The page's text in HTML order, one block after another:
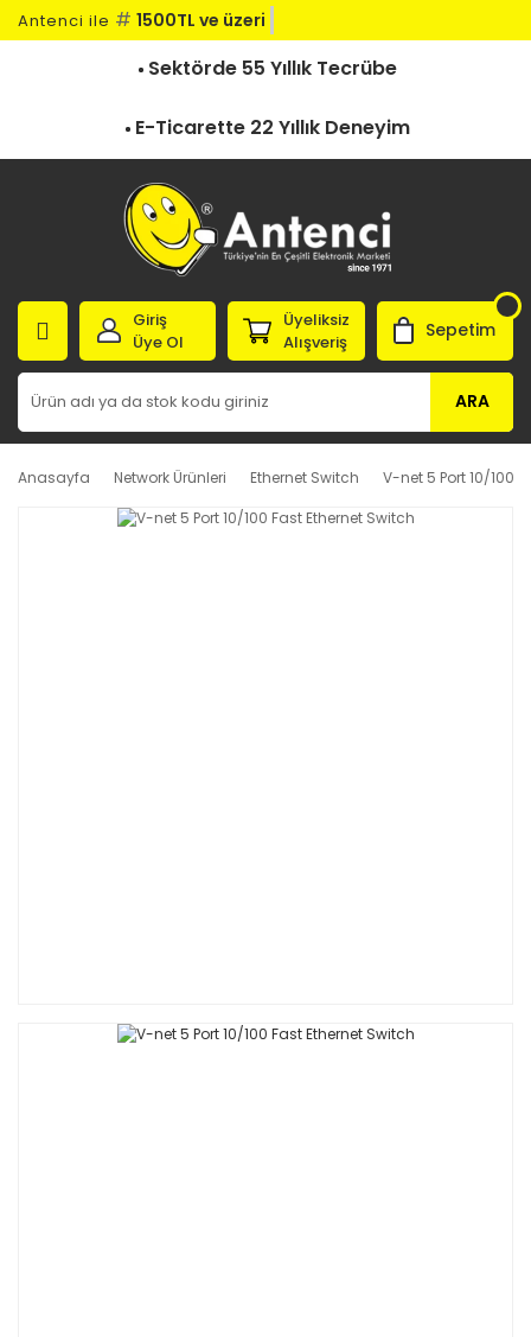
Antenci ile # 1500TL ve üzeri k
Sektörde 55 Yıllık Tecrübe
E-Ticarette 22 Yıllık Deneyim
ARA
Giriş
Üye Ol
Üyeliksiz
Alışveriş
Sepetim
Anasayfa Network Ürünleri Ethernet Switch V-net 5 Port 10/100